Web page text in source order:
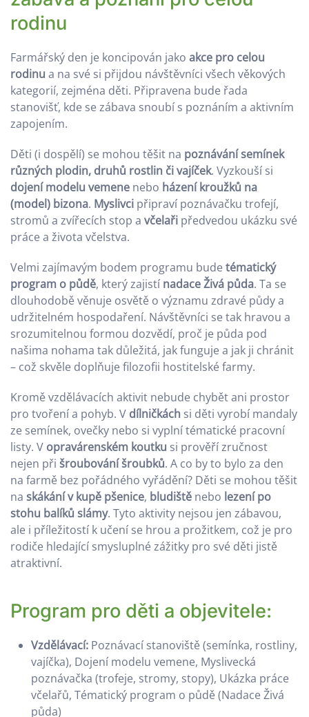
rodinu
Farmářský den je koncipován jako akce pro celou
rodinu a na své si přijdou návštěvníci všech věkových
kategorií, zejména děti. Připravena bude řada
stanovišť, kde se zábava snoubí s poznáním a aktivním
zapojením.
Děti (i dospělí) se mohou těšit na poznávání semínek
různých plodin, druhů rostlin či vajíček. Vyzkouší si
dojení modelu vemene nebo házení kroužků na
(model) bizona. Myslivci připraví poznávačku trofejí,
stromů a zvířecích stop a včelaři předvedou ukázku své
práce a života včelstva.
Velmi zajímavým bodem programu bude tématický
program o půdě, který zajistí nadace Živá půda. Ta se
dlouhodobě věnuje osvětě o významu zdravé půdy a
udržitelném hospodaření. Návštěvníci se tak hravou a
srozumitelnou formou dozvědí, proč je půda pod
našima nohama tak důležitá, jak funguje a jak ji chránit
– což skvěle doplňuje filozofii hostitelské farmy.
Kromě vzdělávacích aktivit nebude chybět ani prostor
pro tvoření a pohyb. V dílničkách si děti vyrobí mandaly
ze semínek, ovečky nebo si vyplní tématické pracovní
listy. V opravárenském koutku si prověří zručnost
nejen při šroubování šroubků. A co by to bylo za den
na farmě bez pořádného vyřádění? Děti se mohou těšit
na skákání v kupě pšenice, bludiště nebo lezení po
stohu balíků slámy. Tyto aktivity nejsou jen zábavou,
ale i příležitostí k učení se hrou a prožitkem, což je pro
rodiče hledající smysluplné zážitky pro své děti jistě
atraktivní.
Program pro děti a objevitele:
Vzdělávací: Poznávací stanoviště (semínka, rostliny,
vajíčka), Dojení modelu vemene, Myslivecká
poznávačka (trofeje, stromy, stopy), Ukázka práce
včelařů, Tématický program o půdě (Nadace Živá
půda)